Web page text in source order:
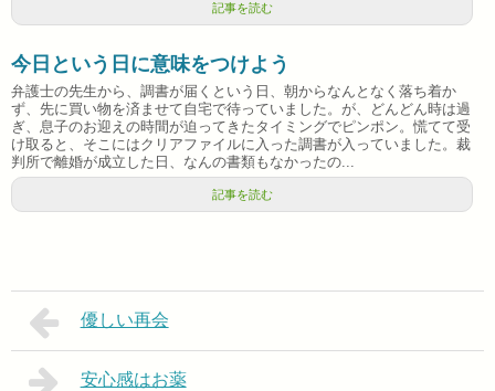
記事を読む
今日という日に意味をつけよう
弁護士の先生から、調書が届くという日、朝からなんとなく落ち着か
ず、先に買い物を済ませて自宅で待っていました。が、どんどん時は過
ぎ、息子のお迎えの時間が迫ってきたタイミングでピンポン。慌てて受
け取ると、そこにはクリアファイルに入った調書が入っていました。裁
判所で離婚が成立した日、なんの書類もなかったの...
記事を読む
優しい再会
安心感はお薬